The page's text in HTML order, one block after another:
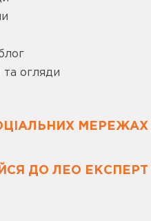
та огляди
МЕРЕЖАХ
ДО ЛЕО ЕКСПЕРТ